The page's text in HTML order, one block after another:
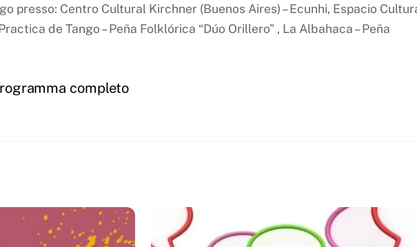
presso: Centro Cultural Kirchner (Buenos Aires) – Ecunhi, Espacio
de Tango – Peña Folklórica “Dúo Orillero” , La Albahaca – Peña
completo